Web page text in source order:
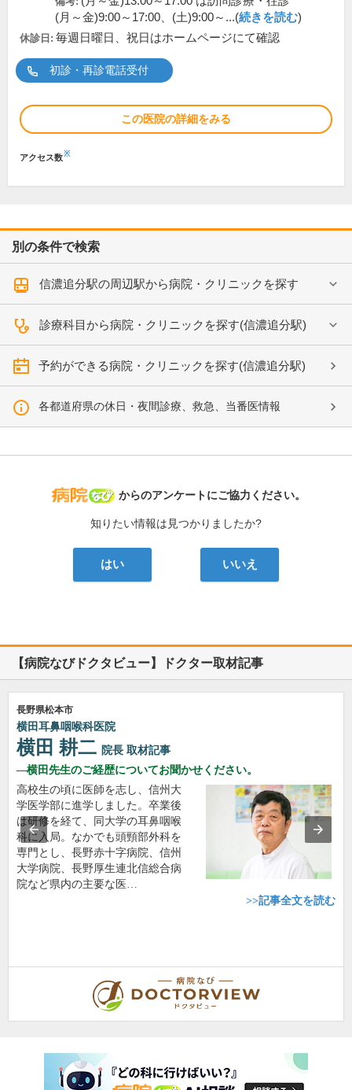
(月～金)9:00～17:00、(土)9:00～...(続きを読む)
休診日: 毎週日曜日、祝日はホームページにて確認
初診・再診電話受付
この医院の詳細をみる
アクセス数※
別の条件で検索
信濃追分駅の周辺駅から病院・クリニックを探す
診療科目から病院・クリニックを探す(信濃追分駅)
予約ができる病院・クリニックを探す(信濃追分駅)
各都道府県の休日・夜間診療、救急、当番医情報
病院なび
からのアンケートにご協力ください。
知りたい情報は見つかりましたか?
はい いいえ
【病院なびドクタビュー】ドクター取材記事
長野県松本市
横田耳鼻咽喉科医院
横田 耕二 院長 取材記事
横田先生のご経歴についてお聞かせください。
高校生の頃に医師を志し、信州大
学医学部に進学しました。卒業後
は研修を経て、同大学の耳鼻咽喉
科に入局。なかでも頭頸部外科を
専門とし、長野赤十字病院、信州
大学病院、長野厚生連北信総合病
院など県内の主要な医…
>>記事全文を読む